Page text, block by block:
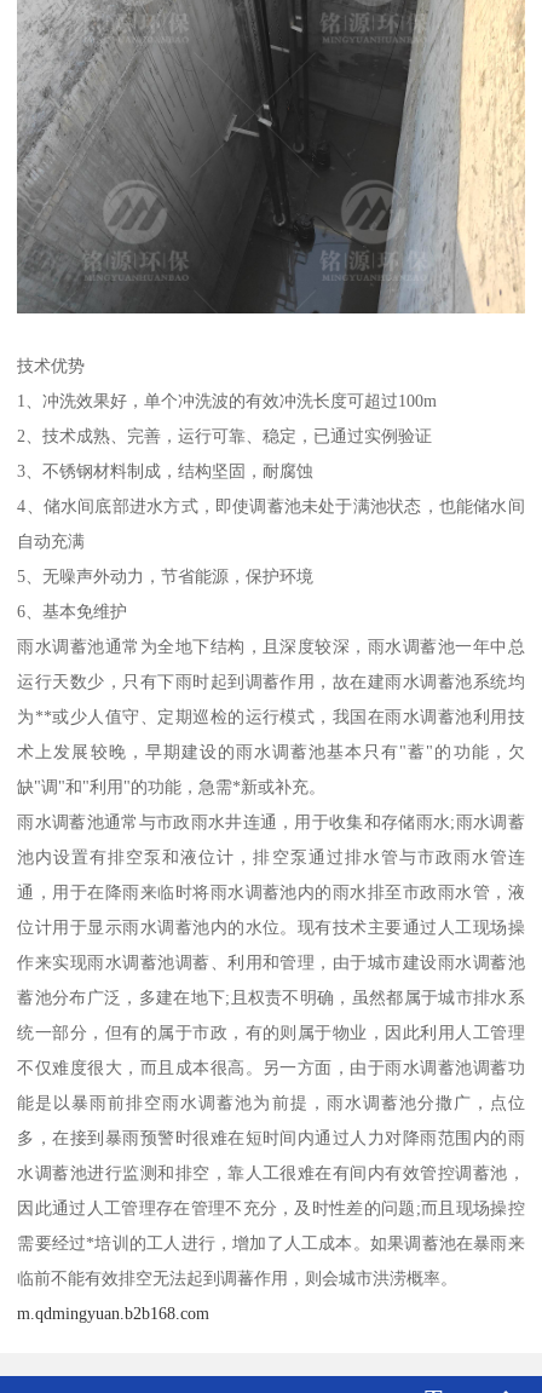
技术优势
1、冲洗效果好，单个冲洗波的有效冲洗长度可超过100m
2、技术成熟、完善，运行可靠、稳定，已通过实例验证
3、不锈钢材料制成，结构坚固，耐腐蚀
4、储水间底部进水方式，即使调蓄池未处于满池状态，也能储水间
自动充满
5、无噪声外动力，节省能源，保护环境
6、基本免维护
雨水调蓄池通常为全地下结构，且深度较深，雨水调蓄池一年中总
运行天数少，只有下雨时起到调蓄作用，故在建雨水调蓄池系统均
为**或少人值守、定期巡检的运行模式，我国在雨水调蓄池利用技
术上发展较晚，早期建设的雨水调蓄池基本只有"蓄"的功能，欠
缺"调"和"利用"的功能，急需*新或补充。
雨水调蓄池通常与市政雨水井连通，用于收集和存储雨水;雨水调蓄
池内设置有排空泵和液位计，排空泵通过排水管与市政雨水管连
通，用于在降雨来临时将雨水调蓄池内的雨水排至市政雨水管，液
位计用于显示雨水调蓄池内的水位。现有技术主要通过人工现场操
作来实现雨水调蓄池调蓄、利用和管理，由于城市建设雨水调蓄池
蓄池分布广泛，多建在地下;且权责不明确，虽然都属于城市排水系
统一部分，但有的属于市政，有的则属于物业，因此利用人工管理
不仅难度很大，而且成本很高。另一方面，由于雨水调蓄池调蓄功
能是以暴雨前排空雨水调蓄池为前提，雨水调蓄池分撒广，点位
多，在接到暴雨预警时很难在短时间内通过人力对降雨范围内的雨
水调蓄池进行监测和排空，靠人工很难在有间内有效管控调蓄池，
因此通过人工管理存在管理不充分，及时性差的问题;而且现场操控
需要经过*培训的工人进行，增加了人工成本。如果调蓄池在暴雨来
临前不能有效排空无法起到调蕃作用，则会城市洪涝概率。
m.qdmingyuan.b2b168.com